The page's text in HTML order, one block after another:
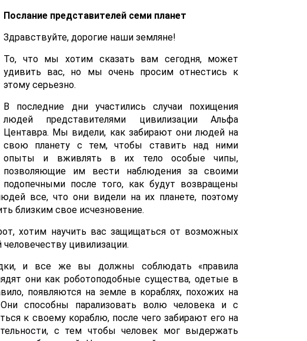
Послание представителей семи планет
Здравствуйте, дорогие наши земляне!
То, что мы хотим сказать вам сегодня, может
удивить вас, но мы очень просим отнестись к
этому серьезно.
В последние дни участились случаи похищения
людей представителями цивилизации Альфа
Центавра. Мы видели, как забирают они людей на
свою планету с тем, чтобы ставить над ними
опыты и вживлять в их тело особые чипы,
позволяющие им вести наблюдения за своими
подопечными после того, как будут возвращены
все, что они видели на их планете, поэтому
близким свое исчезновение.
хотим научить вас защищаться от возможных
цивилизации.
и все же вы должны соблюдать «правила
они как роботоподобные существа, одетые в
появляются на земле в кораблях, похожих на
способны парализовать волю человека и с
к своему кораблю, после чего забирают его на
с тем чтобы человек мог выдержать